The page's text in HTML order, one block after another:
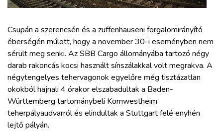
HAJÓZÁS
BLOG
ARCHÍVUM
WEBSHOP
Csupán a szerencsén és a zuffenhauseni forgalomirányító
éberségén múlott, hogy a november 30-i eseményben nem
sérült meg senki. Az SBB Cargo állományába tartozó négy
darab rakoncás kocsi használt sínszálakkal volt megrakva. A
négytengelyes tehervagonok egyelőre még tisztázatlan
okokból hajnali 4 órakor elszabadultak a Baden-
Württemberg tartománybeli Kornwestheim
teherpályaudvarról és elindultak a Stuttgart felé enyhén
lejtő pályán.